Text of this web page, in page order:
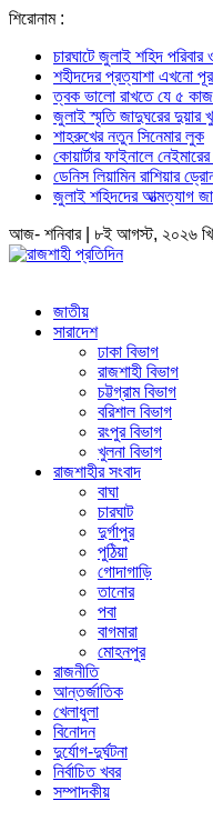
শিরোনাম :
চারঘাটে জুলাই শহিদ
শহীদদের প্রত্যাশা এখনো
ত্বক ভালো রাখতে যে ৫
জুলাই স্মৃতি জাদুঘরের দুয়ার
শাহরুখের নতুন সিনেমার লুক
কোয়ার্টার ফাইনালে
ডেনিস লিয়ামিন রাশিয়ার
জুলাই শহিদদের আত্মত্যাগ
আজ- শনিবার | ৮ই আগস্ট, ২০২৬
জাতীয়
সারাদেশ
ঢাকা বিভাগ
রাজশাহী বিভাগ
চট্টগ্রাম বিভাগ
বরিশাল বিভাগ
রংপুর বিভাগ
খুলনা বিভাগ
রাজশাহীর সংবাদ
বাঘা
চারঘাট
দুর্গাপুর
পুঠিয়া
গোদাগাড়ি
তানোর
পবা
বাগমারা
মোহনপুর
রাজনীতি
আন্তর্জাতিক
খেলাধুলা
বিনোদন
দুর্যোগ-দুর্ঘটনা
নির্বাচিত খবর
সম্পাদকীয়